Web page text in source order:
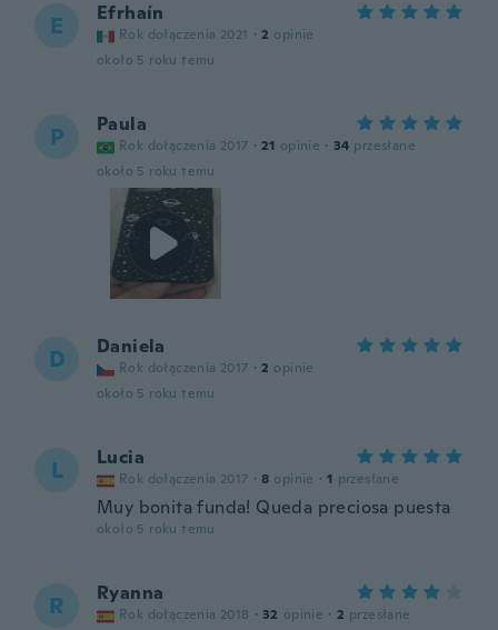
E Efrhaín
Rok dołączenia 2021 · 2 opinie
około 5 roku temu
P Paula
Rok dołączenia 2017 · 21 opinie · 34 przesłane
około 5 roku temu
D Daniela
Rok dołączenia 2017 · 2 opinie
około 5 roku temu
L Lucia
Rok dołączenia 2017 · 8 opinie · 1 przesłane
Muy bonita funda! Queda preciosa puesta
około 5 roku temu
R Ryanna
Rok dołączenia 2018 · 32 opinie · 2 przesłane